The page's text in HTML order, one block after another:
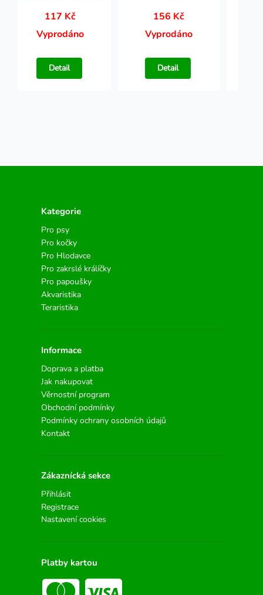
117 Kč
Vyprodáno
Detail
156 Kč
Vyprodáno
Detail
Kategorie
Pro psy
Pro kočky
Pro Hlodavce
Pro zakrslé králíčky
Pro papoušky
Akvaristika
Teraristika
Informace
Doprava a platba
Jak nakupovat
Věrnostní program
Obchodní podmínky
Podmínky ochrany osobních údajů
Kontakt
Zákaznícká sekce
Přihlásit
Registrace
Nastavení cookies
Platby kartou